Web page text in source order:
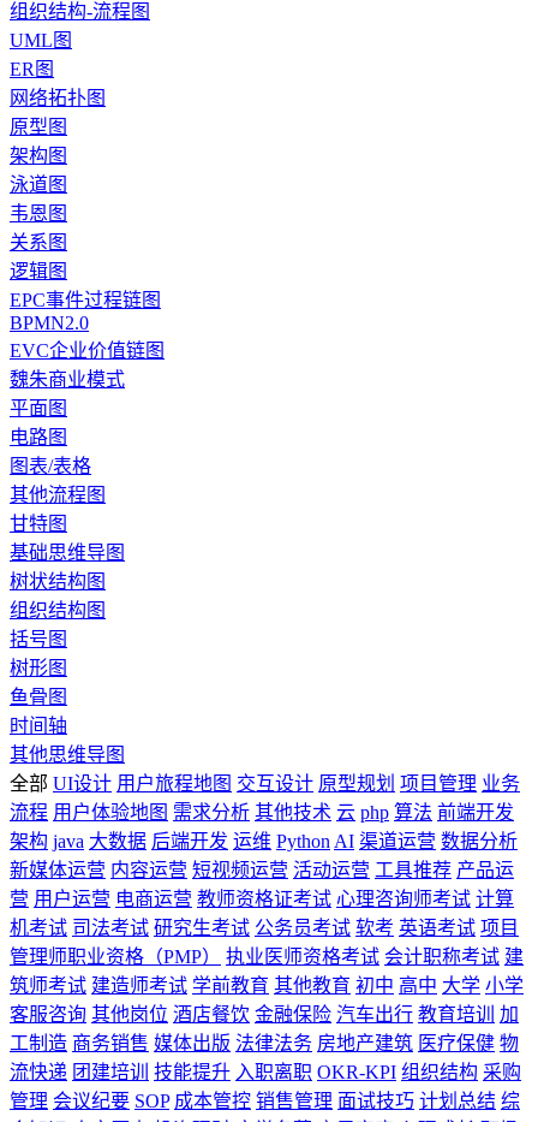
组织结构-流程图
UML图
ER图
网络拓扑图
原型图
架构图
泳道图
韦恩图
关系图
逻辑图
EPC事件过程链图
BPMN2.0
EVC企业价值链图
魏朱商业模式
平面图
电路图
图表/表格
其他流程图
甘特图
基础思维导图
树状结构图
组织结构图
括号图
树形图
鱼骨图
时间轴
其他思维导图
全部 UI设计 用户旅程地图 交互设计 原型规划 项目管理 业务
流程 用户体验地图 需求分析 其他技术 云 php 算法 前端开发
架构 java 大数据 后端开发 运维 Python AI 渠道运营 数据分析
新媒体运营 内容运营 短视频运营 活动运营 工具推荐 产品运
营 用户运营 电商运营 教师资格证考试 心理咨询师考试 计算
机考试 司法考试 研究生考试 公务员考试 软考 英语考试 项目
管理师职业资格（PMP）
执业医师资格考试 会计职称考试 建
筑师考试 建造师考试 学前教育 其他教育 初中 高中 大学 小学
客服咨询 其他岗位 酒店餐饮 金融保险 汽车出行 教育培训
加
工制造 商务销售 媒体出版 法律法务 房地产建筑 医疗保健 物
流快递 团建培训 技能提升 入职离职 OKR-KPI 组织结构 采购
管理 会议纪要 SOP 成本管控 销售管理 面试技巧 计划总结 综